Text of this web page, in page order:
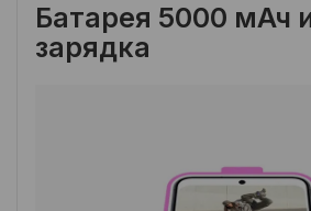
Батарея 5000 мАч
зарядка